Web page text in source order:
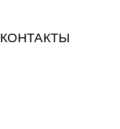
КОНТАКТЫ